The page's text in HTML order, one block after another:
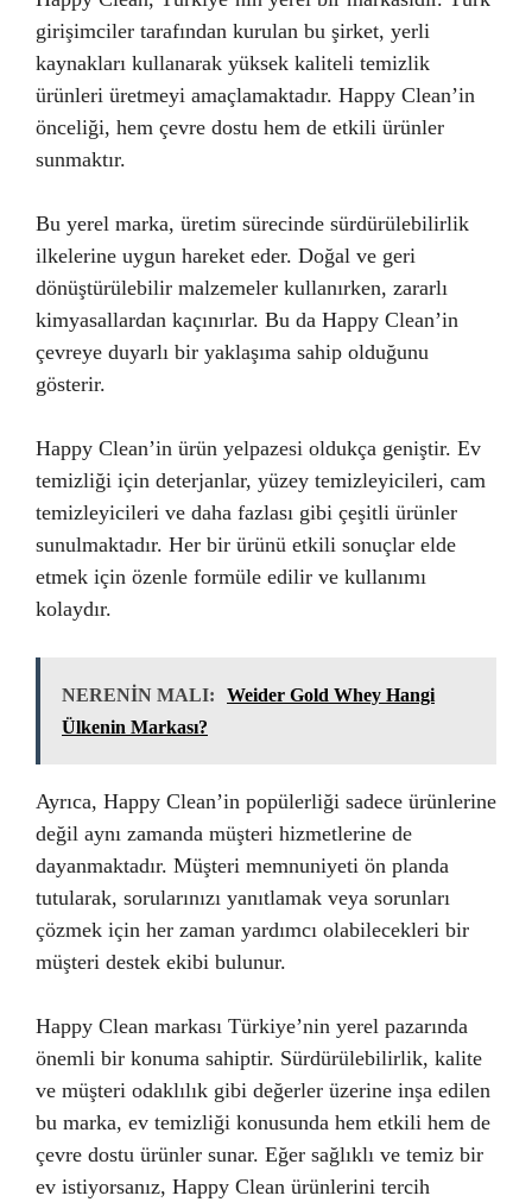
girişimciler tarafından kurulan bu şirket, yerli
kaynakları kullanarak yüksek kaliteli temizlik
ürünleri üretmeyi amaçlamaktadır. Happy Clean’in
önceliği, hem çevre dostu hem de etkili ürünler
sunmaktır.
Bu yerel marka, üretim sürecinde sürdürülebilirlik
ilkelerine uygun hareket eder. Doğal ve geri
dönüştürülebilir malzemeler kullanırken, zararlı
kimyasallardan kaçınırlar. Bu da Happy Clean’in
çevreye duyarlı bir yaklaşıma sahip olduğunu
gösterir.
Happy Clean’in ürün yelpazesi oldukça geniştir. Ev
temizliği için deterjanlar, yüzey temizleyicileri, cam
temizleyicileri ve daha fazlası gibi çeşitli ürünler
sunulmaktadır. Her bir ürünü etkili sonuçlar elde
etmek için özenle formüle edilir ve kullanımı
kolaydır.
NERENİN MALI:
Weider Gold Whey Hangi
Ülkenin Markası?
Ayrıca, Happy Clean’in popülerliği sadece ürünlerine
değil aynı zamanda müşteri hizmetlerine de
dayanmaktadır. Müşteri memnuniyeti ön planda
tutularak, sorularınızı yanıtlamak veya sorunları
çözmek için her zaman yardımcı olabilecekleri bir
müşteri destek ekibi bulunur.
Happy Clean markası Türkiye’nin yerel pazarında
önemli bir konuma sahiptir. Sürdürülebilirlik, kalite
ve müşteri odaklılık gibi değerler üzerine inşa edilen
bu marka, ev temizliği konusunda hem etkili hem de
çevre dostu ürünler sunar. Eğer sağlıklı ve temiz bir
ev istiyorsanız, Happy Clean ürünlerini tercih